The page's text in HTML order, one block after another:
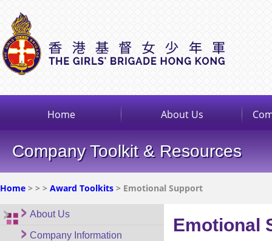
Home About Us
Company Toolkit & Resources
Home > > > Award Toolkits > Emotional Support
About Us
Company Information
Emotional